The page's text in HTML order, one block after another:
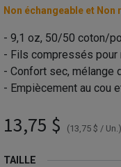
Non échangeable et Non
- 9,1 oz, 50/50 coton/
- Fils compressés
- Confort sec, mélange
- Empiècement au cou
13,75 $ (13,75 $ / Un. )
TAILLE